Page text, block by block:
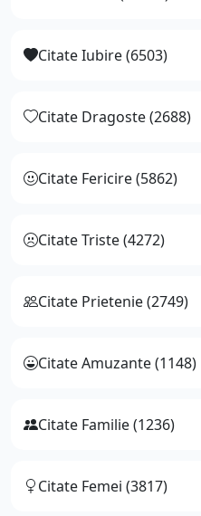
Citate Iubire (6503)
Citate Dragoste (2688)
Citate Fericire (5862)
Citate Triste (4272)
Citate Prietenie (2749)
Citate Amuzante (1148)
Citate Familie (1236)
Citate Femei (3817)